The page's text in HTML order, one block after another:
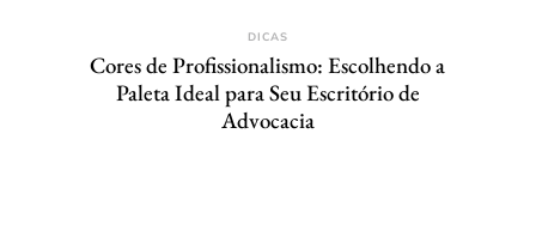
DICAS
Cores de Profissionalismo: Escolhendo a
Paleta Ideal para Seu Escritório de
Advocacia